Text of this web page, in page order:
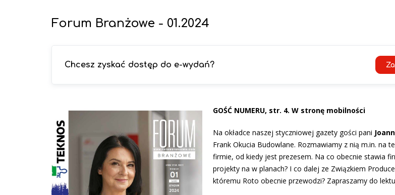
Forum Branżowe - 01.2024
Chcesz zyskać dostęp do e-wydań?
GOŚĆ NUMERU, str. 4. W stronę mobilności
Na okładce naszej styczniowej gazety gości pani
Frank Okucia Budowlane. Rozmawiamy z nią m.in. na
firmie, od kiedy jest prezesem. Na co obecnie stawia
projekty na w planach? I co dalej ze Związkiem
któremu Roto obecnie przewodzi? Zapraszamy do